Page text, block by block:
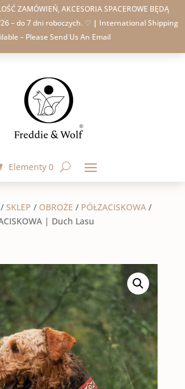
ZAMÓWIEŃ, AKCESORIA SPACEROWE BĘDĄ
– do 7 dni roboczych. ♡ | International Shipping
– Please Send Us An Email
Elementy 0
/ SKLEP / OBROŻE / PÓŁZACISKOWA/
| Duch Lasu